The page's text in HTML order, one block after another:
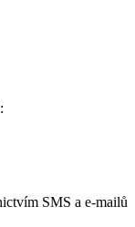
SMS a e-mailů